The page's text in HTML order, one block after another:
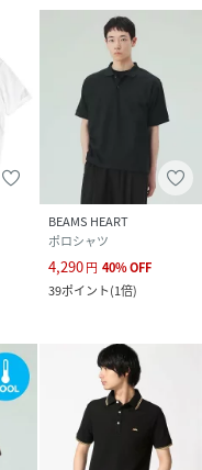
BEAMS HEART
ポロシャツ
4,290円 40%OFF
39ポイント(1倍)